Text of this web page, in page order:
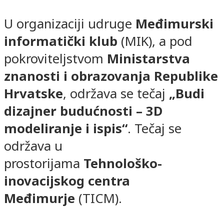
U organizaciji udruge Međimurski
informatički klub (MIK), a pod
pokroviteljstvom Ministarstva
znanosti i obrazovanja Republike
Hrvatske, održava se tečaj „Budi
dizajner budućnosti – 3D
modeliranje i ispis“. Tečaj se
održava u
prostorijama Tehnološko-
inovacijskog centra
Međimurje (TICM).